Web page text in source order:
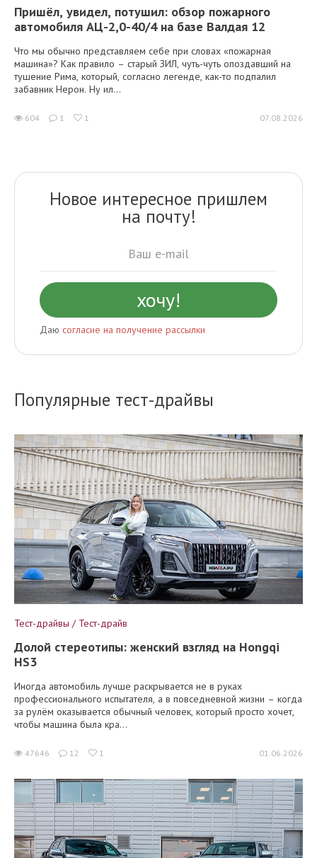
Пришёл, увидел, потушил: обзор пожарного
автомобиля АЦ-2,0-40/4 на базе Валдая 12
Что мы обычно представляем себе при словах «пожарная
машина»? Как правило – старый ЗИЛ, чуть-чуть опоздавший на
тушение Рима, который, согласно легенде, как-то подпалил
забавник Нерон. Ну ил...
604 1 1 07.08.2026
Новое интересное пришлем
на почту!
Даю согласие на получение рассылки
Популярные тест-драйвы
Тест-драйвы / Тест-драйв
Долой стереотипы: женский взгляд на Hongqi
HS3
Иногда автомобиль лучше раскрывается не в руках
профессионального испытателя, а в повседневной жизни – когда
за рулём оказывается обычный человек, который просто хочет,
чтобы машина была кра...
47646 12 1 01.06.2026